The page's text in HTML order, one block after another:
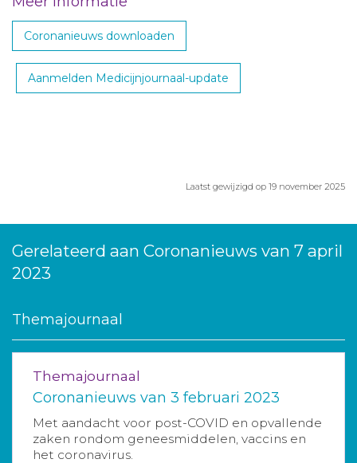
Coronanieuws downloaden
Aanmelden Medicijnjournaal-update
Laatst gewijzigd op 19 november 2025
Gerelateerd aan Coronanieuws van 7 april
2023
Themajournaal
Themajournaal
Coronanieuws van 3 februari 2023
Met aandacht voor post-COVID en opvallende
zaken rondom geneesmiddelen, vaccins en
het coronavirus.